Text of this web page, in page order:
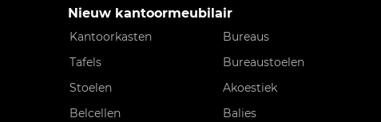
Nieuw kantoormeubilair
Kantoorkasten
Bureaus
Tafels
Bureaustoelen
Stoelen
Akoestiek
Belcellen
Balies